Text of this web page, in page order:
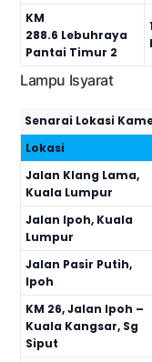
KM
288.6 Lebuhraya
Pantai Timur 2
Lampu Isyarat
Senarai Lokasi
Lokasi
Jalan Klang Lama,
Kuala Lumpur
Jalan Ipoh, Kuala
Lumpur
Jalan Pasir Putih,
Ipoh
KM 26, Jalan Ipoh –
Kuala Kangsar, Sg
Siput